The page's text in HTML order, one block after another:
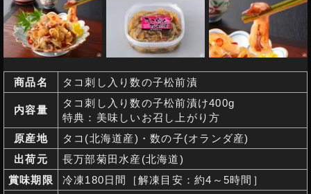
商品名 タコ刺し入り数の子松前漬
内容量
タコ刺し入り数の子松前漬け400g
特典：美味しいお召し上がり方
原産地
タコ(北海道産)・数の子(オランダ産)
出荷元
長万部菊田水産(北海道)
賞味期限
冷凍180日間［解凍目安：約4～5時間］